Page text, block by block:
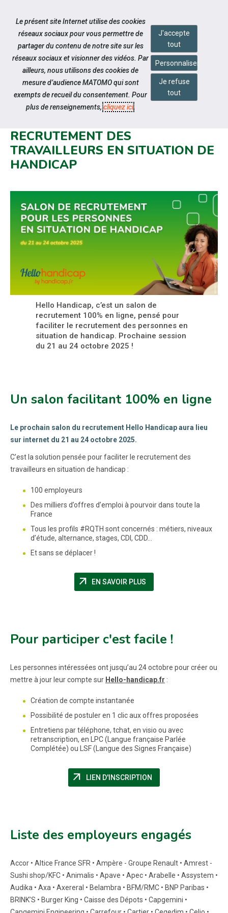
Aller au contenu
Notre actualité
HELLO HANDICAP, LA SOLUTION
RECRUTEMENT DES
TRAVAILLEURS EN SITUATION DE
HANDICAP
Hello Handicap, c’est un salon de
recrutement 100% en ligne, pensé pour
faciliter le recrutement des personnes en
situation de handicap. Prochaine session
du 21 au 24 octobre 2025 !
Un salon facilitant 100% en ligne
Le prochain salon du recrutement Hello Handicap aura lieu
sur internet du 21 au 24 octobre 2025.
C’est la solution pensée pour faciliter le recrutement des
travailleurs en situation de handicap :
100 employeurs
Des milliers d’offres d’emploi à pourvoir dans toute la
France
Tous les profils #RQTH sont concernés : métiers, niveaux
d’étude, alternance, stages, CDI, CDD...
Et sans se déplacer !
arrow_outward EN SAVOIR PLUS
Pour participer c'est facile !
Les personnes intéressées ont jusqu’au 24 octobre pour créer ou
mettre à jour leur compte sur Hello-handicap.fr :
Création de compte instantanée
Possibilité de postuler en 1 clic aux offres proposées
Entretiens par téléphone, tchat, en visio ou avec
retranscription, en LPC (Langue française Parlée
Complétée) ou LSF (Langue des Signes Française)
arrow_outward LIEN D'INSCRIPTION(NOUVELLE FENÊTRE)
Liste des employeurs engagés
Accor • Altice France SFR • Ampère - Groupe Renault • Amrest -
Sushi shop/KFC • Animalis • Apave • Apec • Arabelle • Assystem •
Audika • Axa • Axereral • Belambra • BFM/RMC • BNP Paribas •
BRINK’S • Burger King • Caisse des Dépots • Capgemini •
Le présent site Internet utilise des cookies
réseaux sociaux pour vous permettre de
partager du contenu de notre site sur les
réseaux sociaux et visionner des vidéos. Par
ailleurs, nous utilisons des cookies de
mesure d’audience MATOMO qui sont
exempts de recueil du consentement. Pour
plus de renseignements,cliquez ici.
J'accepte
tout
Personnaliser
Je refuse
tout